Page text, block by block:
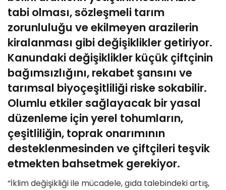
tabi olması, sözleşmeli tarım
zorunluluğu ve ekilmeyen arazilerin
kiralanması gibi değişiklikler getiriyor.
Kanundaki değişiklikler küçük çiftçinin
bağımsızlığını, rekabet şansını ve
tarımsal biyoçeşitliliği riske sokabilir.
Olumlu etkiler sağlayacak bir yasal
düzenleme için yerel tohumların,
çeşitliliğin, toprak onarımının
desteklenmesinden ve çiftçileri teşvik
etmekten bahsetmek gerekiyor.
“İklim değişikliği ile mücadele, gıda talebindeki artış,